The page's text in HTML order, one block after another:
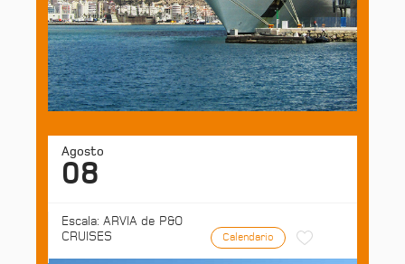
Agosto
08
Escala: ARVIA de P&O
CRUISES
Calendario